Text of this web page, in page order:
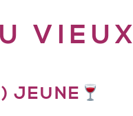
VIEUX
JEUNE